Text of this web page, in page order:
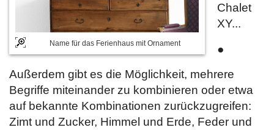
Name für das Ferienhaus mit Ornament
Chalet
XY...
●
Außerdem gibt es die Möglichkeit, mehrere
Begriffe miteinander zu kombinieren oder etwa
auf bekannte Kombinationen zurückzugreifen:
Zimt und Zucker, Himmel und Erde, Feder und